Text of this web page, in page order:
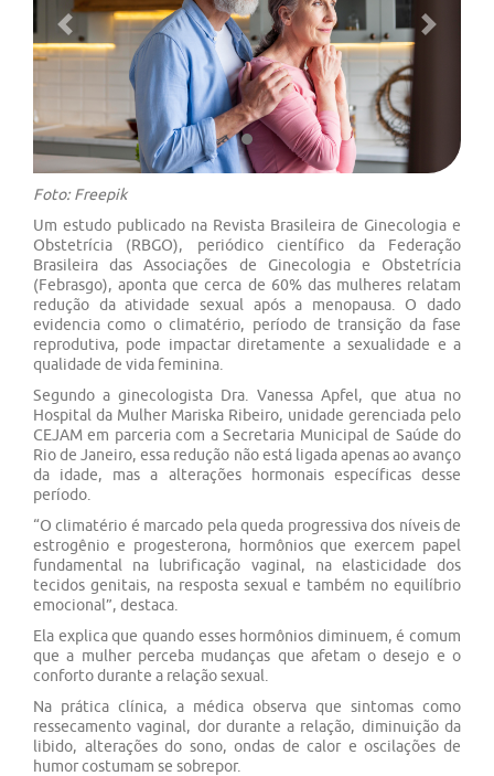
Previous Next
Foto: Freepik
Um estudo publicado na Revista Brasileira de Ginecologia e
Obstetrícia (RBGO), periódico científico da Federação
Brasileira das Associações de Ginecologia e Obstetrícia
(Febrasgo), aponta que cerca de 60% das mulheres relatam
redução da atividade sexual após a menopausa. O dado
evidencia como o climatério, período de transição da fase
reprodutiva, pode impactar diretamente a sexualidade e a
qualidade de vida feminina.
Segundo a ginecologista Dra. Vanessa Apfel, que atua no
Hospital da Mulher Mariska Ribeiro, unidade gerenciada pelo
CEJAM em parceria com a Secretaria Municipal de Saúde do
Rio de Janeiro, essa redução não está ligada apenas ao avanço
da idade, mas a alterações hormonais específicas desse
período.
“O climatério é marcado pela queda progressiva dos níveis de
estrogênio e progesterona, hormônios que exercem papel
fundamental na lubrificação vaginal, na elasticidade dos
tecidos genitais, na resposta sexual e também no equilíbrio
emocional”, destaca.
Ela explica que quando esses hormônios diminuem, é comum
que a mulher perceba mudanças que afetam o desejo e o
conforto durante a relação sexual.
Na prática clínica, a médica observa que sintomas como
ressecamento vaginal, dor durante a relação, diminuição da
libido, alterações do sono, ondas de calor e oscilações de
humor costumam se sobrepor.